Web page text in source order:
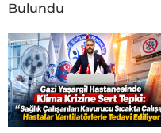
Bulundu